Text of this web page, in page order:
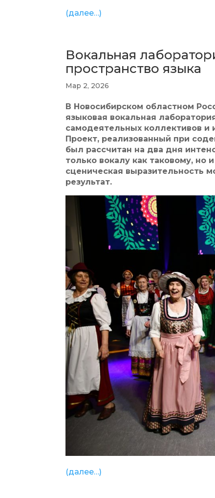
(далее…)
Вокальная
пространство языка
Мар 2, 2026
В Новосибирском областном
языковая вокальная
самодеятельных коллективов и
Проект, реализованный при
был рассчитан на два дня
только вокалу как таковому, но
сценическая выразительность
результат.
(далее…)